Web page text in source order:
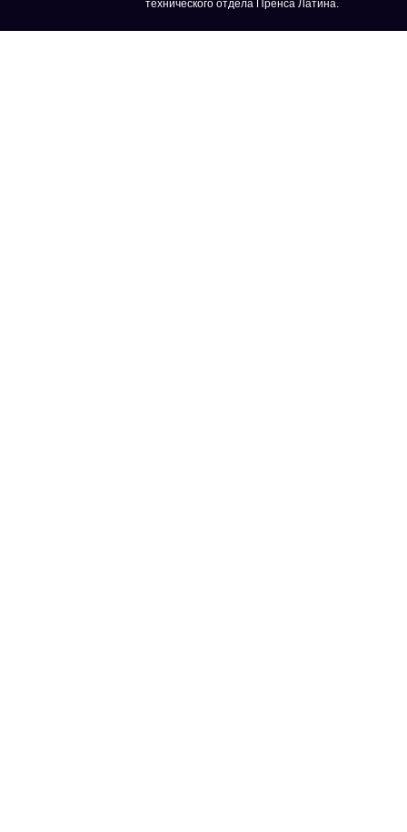
технического отдела Пренса Латина.